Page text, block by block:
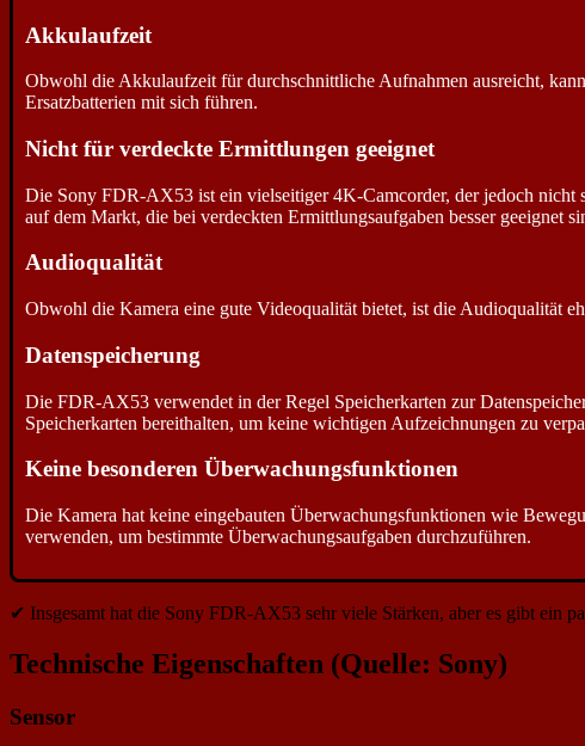
Akkulaufzeit
Obwohl die Akkulaufzeit für durchschnittliche Aufnahmen ausreicht,
Ersatzbatterien mit sich führen.
Nicht für verdeckte Ermittlungen geeignet
Die Sony FDR-AX53 ist ein vielseitiger 4K-Camcorder, der jedoch nicht
auf dem Markt, die bei verdeckten Ermittlungsaufgaben besser geeignet
Audioqualität
Obwohl die Kamera eine gute Videoqualität bietet, ist die Audioqualität
Datenspeicherung
Die FDR-AX53 verwendet in der Regel Speicherkarten zur
Speicherkarten bereithalten, um keine wichtigen Aufzeichnungen zu
Keine besonderen Überwachungsfunktionen
Die Kamera hat keine eingebauten Überwachungsfunktionen wie
verwenden, um bestimmte Überwachungsaufgaben durchzuführen.
✔ Insgesamt hat die Sony FDR-AX53 sehr viele Stärken, aber es gibt ein
Technische Eigenschaften (Quelle: Sony)
Sensor